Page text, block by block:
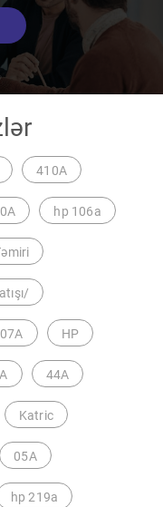
410A
hp 106a
HP
44A
Katric
05A
hp 219a